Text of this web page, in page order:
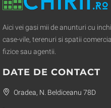
Aici vei gasi mii de anunturi cu
case-vile, terenuri si spatii
fizice sau agentii.
DATE DE CONTACT
Oradea, N. Beldiceanu 78D